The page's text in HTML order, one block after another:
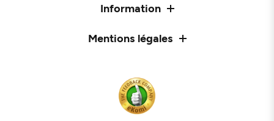
Information
Mentions légales